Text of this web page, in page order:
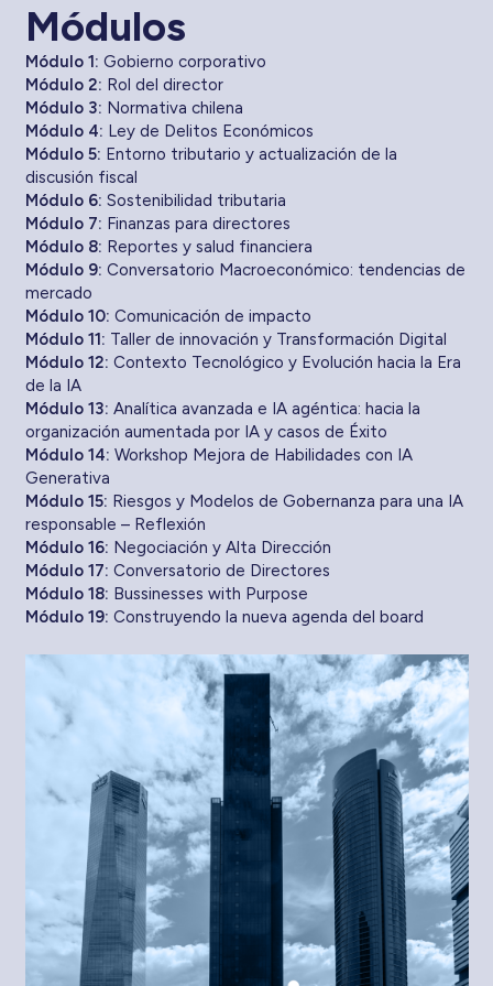
Módulos
Módulo 1: Gobierno corporativo
Módulo 2: Rol del director
Módulo 3: Normativa chilena
Módulo 4: Ley de Delitos Económicos
Módulo 5: Entorno tributario y actualización de la
discusión fiscal
Módulo 6: Sostenibilidad tributaria
Módulo 7: Finanzas para directores
Módulo 8: Reportes y salud financiera
Módulo 9: Conversatorio Macroeconómico: tendencias de
mercado
Módulo 10: Comunicación de impacto
Módulo 11: Taller de innovación y Transformación Digital
Módulo 12: Contexto Tecnológico y Evolución hacia la Era
de la IA
Módulo 13: Analítica avanzada e IA agéntica: hacia la
organización aumentada por IA y casos de Éxito
Módulo 14: Workshop Mejora de Habilidades con IA
Generativa
Módulo 15: Riesgos y Modelos de Gobernanza para una IA
responsable – Reflexión
Módulo 16: Negociación y Alta Dirección
Módulo 17: Conversatorio de Directores
Módulo 18: Bussinesses with Purpose
Módulo 19: Construyendo la nueva agenda del board